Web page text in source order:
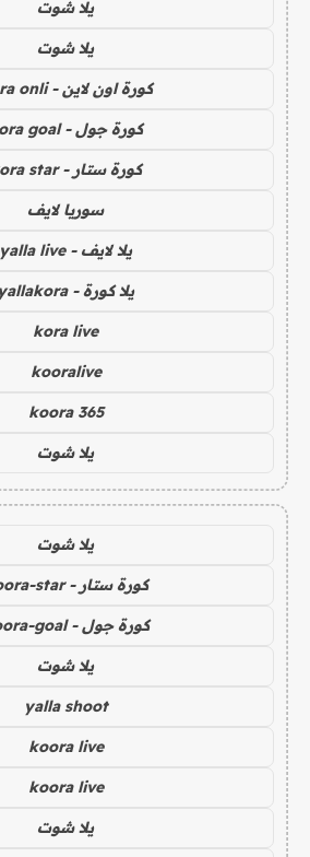
يلا شوت
يلا شوت
كورة اون لاين - kora onli
كورة جول - kora goal
كورة ستار - kora star
سوريا لايف
يلا لايف - yalla live
يلا كورة - yallakora
kora live
kooralive
koora 365
يلا شوت
يلا شوت
كورة ستار - koora-star
كورة جول - koora-goal
يلا شوت
yalla shoot
koora live
koora live
يلا شوت